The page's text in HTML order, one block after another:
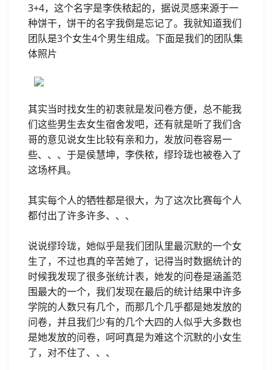
3+4，这个名字是李佚秾起的，据说灵感来源于一
种饼干，饼干的名字我倒是忘记了。我就知道我们
团队是3个女生4个男生组成。下面是我们的团队集
体照片
其实当时找女生的初衷就是发问卷方便，总不能我
们这些男生去女生宿舍发吧，还有就是听了我们含
哥的意见说女生比较有亲和力，发放问卷容易一
些、、、于是侯慧坤，李佚秾，缪玲珑也被卷入了
这场杯具。
其实每个人的牺牲都是很大，为了这次比赛每个人
都付出了许多许多、、、
说说缪玲珑，她似乎是我们团队里最沉默的一个女
生了，不过也真的辛苦她了，记得当时数据统计的
时候我发现了很多张统计表，她发的问卷是涵盖范
围最大的一个，我们发现在最后的统计结果中许多
学院的人数只有几个，而那几个几乎都是她发放的
问卷，并且我们少有的几个大四的人似乎大多数也
是她发放的问卷，呵呵真是为难这个沉默的小女生
了，对不住了、、、